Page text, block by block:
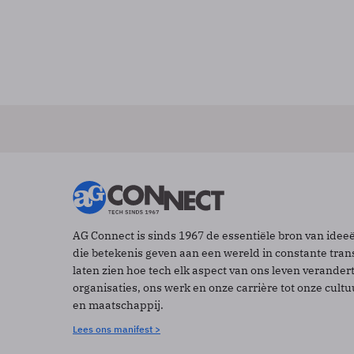
AG Connect is sinds 1967 de essentiële bron van
die betekenis geven aan een wereld in constante
laten zien hoe tech elk aspect van ons leven
organisaties, ons werk en onze carrière tot onze
en maatschappij.
Lees ons manifest >